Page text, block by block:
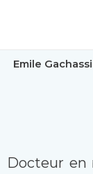
Emile
Docteur en